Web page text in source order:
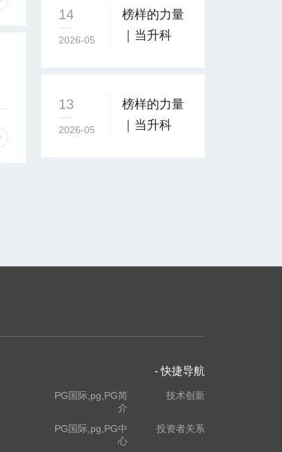
四”表彰系
列报道
14
2026-05
榜样的力量
｜当升科
四”表彰系
列报道
13
2026-05
榜样的力量
｜当升科
- 快捷导航
PG国际,pg,PG简
介
技术创新
PG国际,pg,PG中
心
投资者关系